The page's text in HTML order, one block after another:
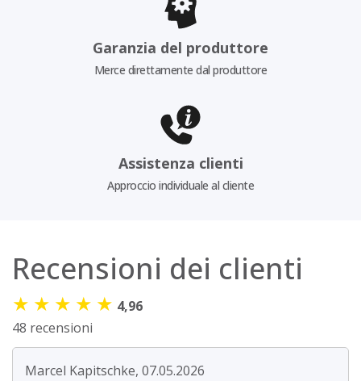
Garanzia del produttore
Merce direttamente dal produttore
Assistenza clienti
Approccio individuale al cliente
Recensioni dei clienti
★ ★ ★ ★ ★ 4,96
48 recensioni
Marcel Kapitschke, 07.05.2026